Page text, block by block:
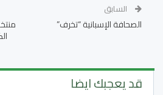
السابق
الصحافة الإسبانية “تخرف”
قد يعجبك ايضا